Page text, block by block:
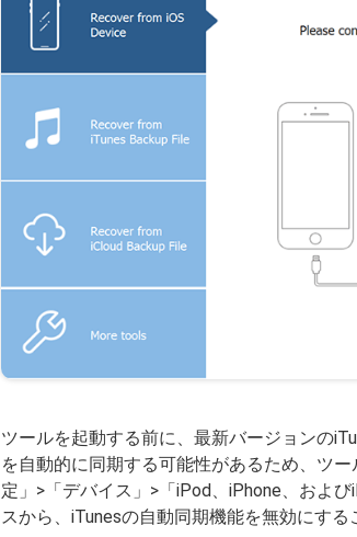
ツールを起動する前に、最新バージョンの
を自動的に同期する可能性があるため、ツ
定」>「デバイス」>「iPod、iPhone、およ
スから、iTunesの自動同期機能を無効にする